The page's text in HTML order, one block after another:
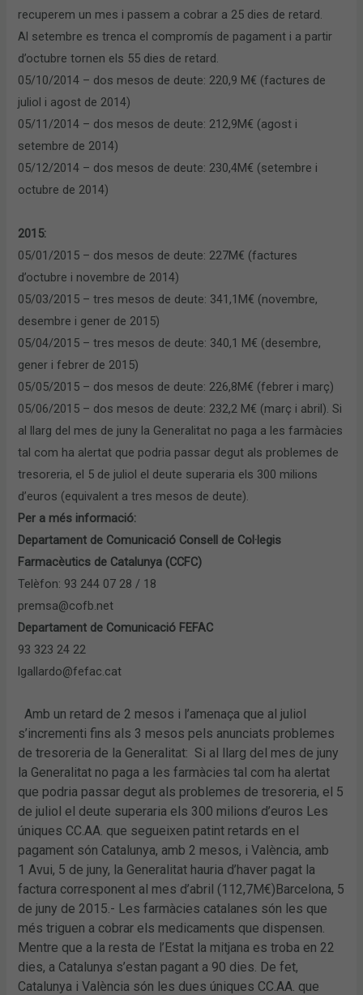
recuperem un mes i passem a cobrar a 25 dies de retard.
Al setembre es trenca el compromís de pagament i a partir
d’octubre tornen els 55 dies de retard.
05/10/2014 – dos mesos de deute: 220,9 M€ (factures de
juliol i agost de 2014)
05/11/2014 – dos mesos de deute: 212,9M€ (agost i
setembre de 2014)
05/12/2014 – dos mesos de deute: 230,4M€ (setembre i
octubre de 2014)
2015:
05/01/2015 – dos mesos de deute: 227M€ (factures
d’octubre i novembre de 2014)
05/03/2015 – tres mesos de deute: 341,1M€ (novembre,
desembre i gener de 2015)
05/04/2015 – tres mesos de deute: 340,1 M€ (desembre,
gener i febrer de 2015)
05/05/2015 – dos mesos de deute: 226,8M€ (febrer i març)
05/06/2015 – dos mesos de deute: 232,2 M€ (març i abril). Si
al llarg del mes de juny la Generalitat no paga a les farmàcies
tal com ha alertat que podria passar degut als problemes de
tresoreria, el 5 de juliol el deute superaria els 300 milions
d’euros (equivalent a tres mesos de deute).
Per a més informació:
Departament de Comunicació Consell de Col·legis
Farmacèutics de Catalunya (CCFC)
Telèfon: 93 244 07 28 / 18
premsa@cofb.net
Departament de Comunicació FEFAC
93 323 24 22
lgallardo@fefac.cat
Amb un retard de 2 mesos i l’amenaça que al juliol
s’incrementi fins als 3 mesos pels anunciats problemes
de tresoreria de la Generalitat: Si al llarg del mes de juny
la Generalitat no paga a les farmàcies tal com ha alertat
que podria passar degut als problemes de tresoreria, el 5
de juliol el deute superaria els 300 milions d’euros Les
úniques CC.AA. que segueixen patint retards en el
pagament són Catalunya, amb 2 mesos, i València, amb
1 Avui, 5 de juny, la Generalitat hauria d’haver pagat la
factura corresponent al mes d’abril (112,7M€)Barcelona, 5
de juny de 2015.- Les farmàcies catalanes són les que
més triguen a cobrar els medicaments que dispensen.
Mentre que a la resta de l’Estat la mitjana es troba en 22
dies, a Catalunya s’estan pagant a 90 dies. De fet,
Catalunya i València són les dues úniques CC.AA. que